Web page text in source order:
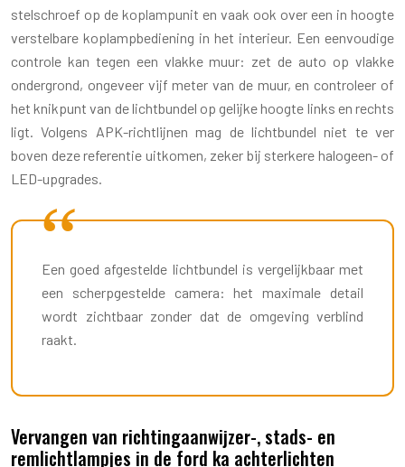
stelschroef op de koplampunit en vaak ook over een in hoogte
verstelbare koplampbediening in het interieur. Een eenvoudige
controle kan tegen een vlakke muur: zet de auto op vlakke
ondergrond, ongeveer vijf meter van de muur, en controleer of
het knikpunt van de lichtbundel op gelijke hoogte links en rechts
ligt. Volgens APK-richtlijnen mag de lichtbundel niet te ver
boven deze referentie uitkomen, zeker bij sterkere halogeen- of
LED-upgrades.
Een goed afgestelde lichtbundel is vergelijkbaar met
een scherpgestelde camera: het maximale detail
wordt zichtbaar zonder dat de omgeving verblind
raakt.
Vervangen van richtingaanwijzer-, stads- en
remlichtlampjes in de ford ka achterlichten